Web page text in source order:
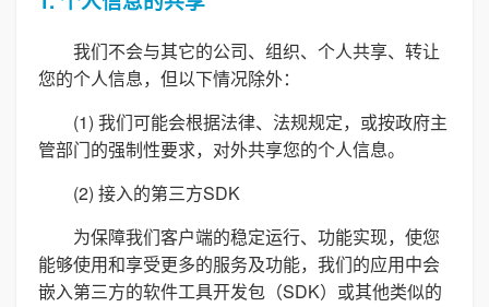
我们不会与其它的公司、组织、个人共享、转让
您的个人信息，但以下情况除外：
(1) 我们可能会根据法律、法规规定，或按政府主
管部门的强制性要求，对外共享您的个人信息。
(2) 接入的第三方SDK
为保障我们客户端的稳定运行、功能实现，使您
能够使用和享受更多的服务及功能，我们的应用中会
嵌入第三方的软件工具开发包（SDK）或其他类似的